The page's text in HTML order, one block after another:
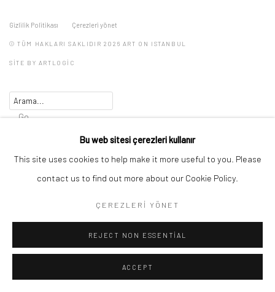
Gizlilik Politikası Çerezleri yönet
© TÜM HAKLARI SAKLIDIR 2026 ART ON ISTANBUL
SITE BY ARTLOGIC
Go
Bu web sitesi çerezleri kullanır
This site uses cookies to help make it more useful to you. Please
contact us to find out more about our Cookie Policy.
ÇEREZLERI YÖNET
REJECT NON ESSENTIAL
ACCEPT